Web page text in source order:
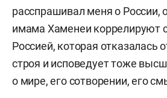
расспрашивал меня о России,
имама Хаменеи коррелируют
Россией, которая отказалась
строя и исповедует тоже
о мире, его сотворении, его